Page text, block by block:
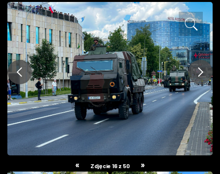
« Zdjęcie 16 z 50 »